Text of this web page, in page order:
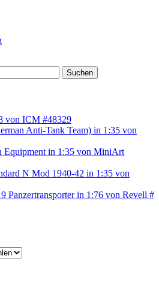
Suchen
von ICM #48329
Anti-Tank Team) in 1:35 von
Equipment in 1:35 von MiniArt
N Mod 1940-42 in 1:35 von
Panzertransporter in 1:76 von Revell #